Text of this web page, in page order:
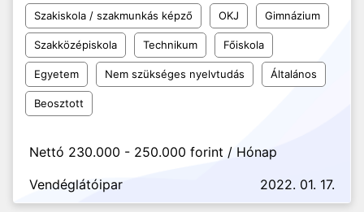
Szakiskola / szakmunkás képző OKJ Gimnázium
Szakközépiskola Technikum Főiskola
Egyetem Nem szükséges nyelvtudás Általános
Beosztott
Nettó 230.000 - 250.000 forint / Hónap
Vendéglátóipar
2022. 01. 17.